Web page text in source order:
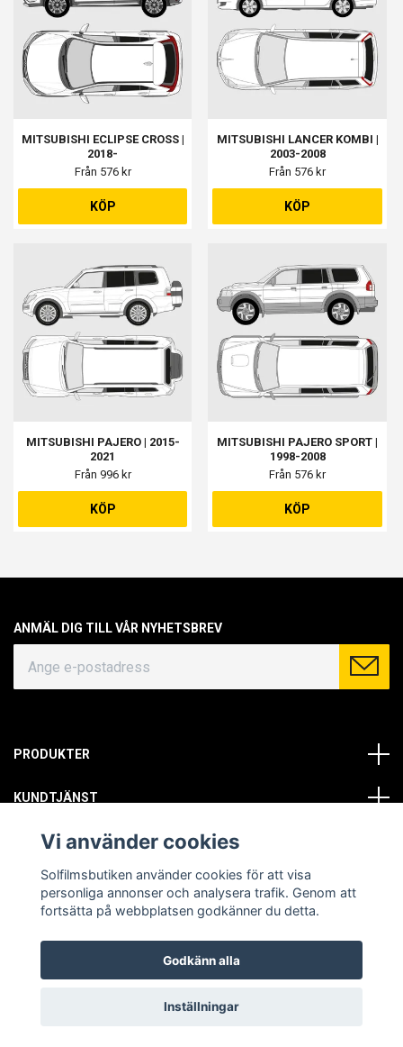
MITSUBISHI ECLIPSE CROSS |
2018-
Från 576 kr
KÖP
MITSUBISHI LANCER KOMBI |
2003-2008
Från 576 kr
KÖP
MITSUBISHI PAJERO | 2015-
2021
Från 996 kr
KÖP
MITSUBISHI PAJERO SPORT |
1998-2008
Från 576 kr
KÖP
ANMÄL DIG TILL VÅR NYHETSBREV
PRODUKTER
KUNDTJÄNST
OM OSS
SOCIALA MEDIER
© Copyright 2026 Solfilmsbutiken. All rights reserved.
Vi använder cookies
Solfilmsbutiken använder cookies för att visa
personliga annonser och analysera trafik. Genom att
fortsätta på webbplatsen godkänner du detta.
Godkänn alla
Inställningar